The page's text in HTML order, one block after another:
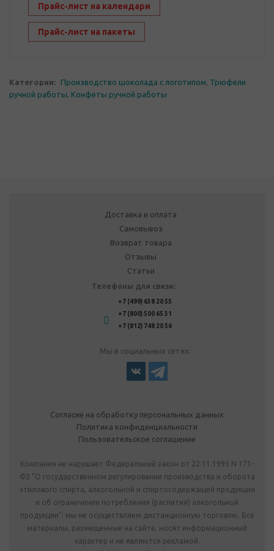
Прайс-лист на календари
Прайс-лист на пакеты
Категории: Производство шоколада с логотипом, Трюфели
ручной работы, Конфеты ручной работы
Доставка и оплата
Самовывоз
Возврат товара
Отзывы
Статьи
Телефоны для связи:
+7 (499) 638 20 55
+7 (800) 500 65 31
+7 (812) 748 20 56
Мы в социальных сетях:
Согласие на обработку персональных данных
Политика конфиденциальности
Пользовательское соглашение
Компания не нарушает Федеральный закон от 22.11.1995 N 171-
ФЗ "О государственном регулировании производства и оборота
этилового спирта, алкогольной и спиртосодержащей продукции
и об ограничении потребления (распития) алкогольной
продукции": мы не осуществляем дистанционную торговлю. Все
материалы, размещенные на сайте, носят информационный
характер и не являются рекламой.